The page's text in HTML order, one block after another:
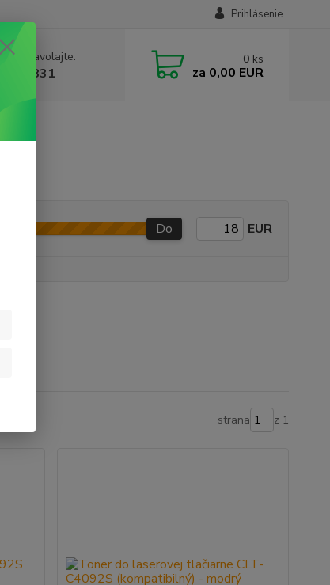
Prihlásenie
Zavolajte.
615 831
0 ks
za 0,00 EUR
Do EUR
strana z 1